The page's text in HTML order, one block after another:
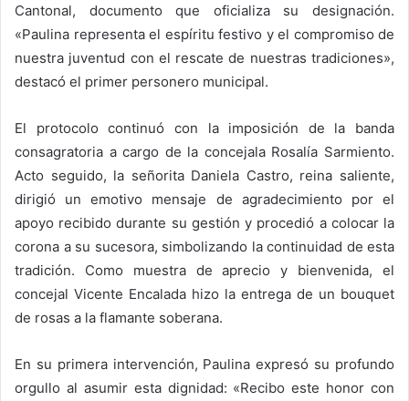
Cantonal, documento que oficializa su designación.
«Paulina representa el espíritu festivo y el compromiso de
nuestra juventud con el rescate de nuestras tradiciones»,
destacó el primer personero municipal.
El protocolo continuó con la imposición de la banda
consagratoria a cargo de la concejala Rosalía Sarmiento.
Acto seguido, la señorita Daniela Castro, reina saliente,
dirigió un emotivo mensaje de agradecimiento por el
apoyo recibido durante su gestión y procedió a colocar la
corona a su sucesora, simbolizando la continuidad de esta
tradición. Como muestra de aprecio y bienvenida, el
concejal Vicente Encalada hizo la entrega de un bouquet
de rosas a la flamante soberana.
En su primera intervención, Paulina expresó su profundo
orgullo al asumir esta dignidad: «Recibo este honor con